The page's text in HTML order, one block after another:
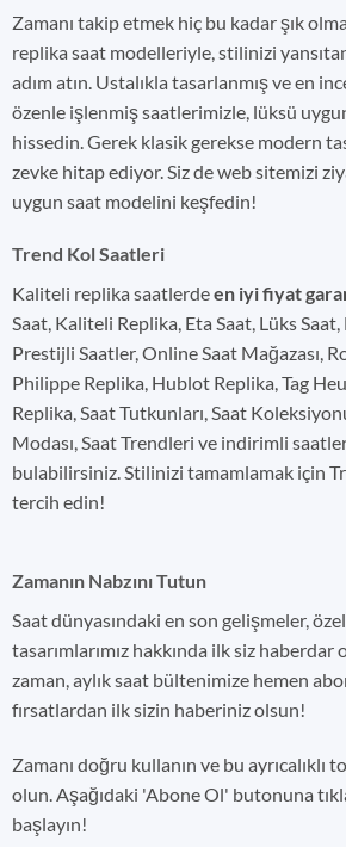
Zamanı takip etmek hiç bu kadar şık
replika saat modelleriyle, stilinizi
adım atın. Ustalıkla tasarlanmış ve en
özenle işlenmiş saatlerimizle, lüksü
hissedin. Gerek klasik gerekse modern
zevke hitap ediyor. Siz de web sitemizi
uygun saat modelini keşfedin!
Trend Kol Saatleri
Kaliteli replika saatlerdeen iyi fiyat
Saat, Kaliteli Replika, Eta Saat, Lüks
Prestijli Saatler, Online Saat Mağazası,
Philippe Replika, Hublot Replika, Tag
Replika, Saat Tutkunları, Saat
Modası, Saat Trendleri ve indirimli
bulabilirsiniz. Stilinizi tamamlamak için
tercih edin!
Zamanın Nabzını Tutun
Saat dünyasındaki en son gelişmeler,
tasarımlarımız hakkında ilk siz
zaman, aylık saat bültenimize hemen
fırsatlardan ilk sizin haberiniz olsun!
Zamanı doğru kullanın ve bu ayrıcalıklı
olun. Aşağıdaki 'Abone Ol' butonuna
başlayın!